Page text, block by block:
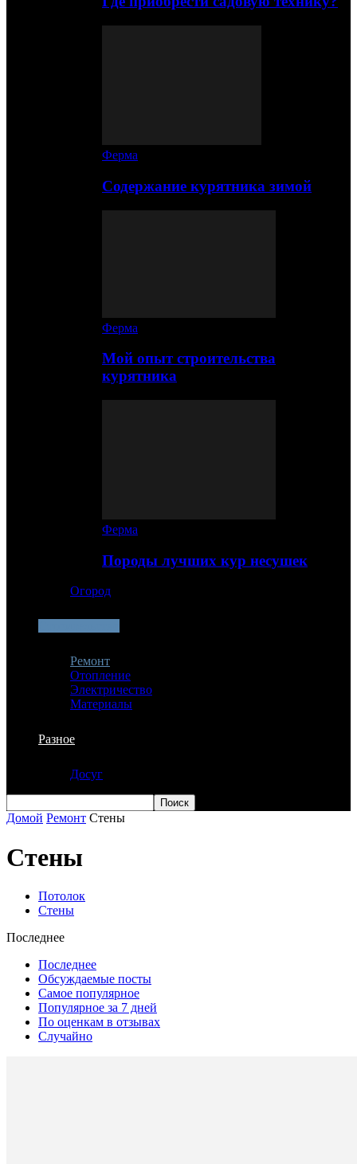
Ферма
Содержание курятника зимой
Ферма
Мой опыт строительства
курятника
Ферма
Породы лучших кур несушек
Огород
Ремонт
Отопление
Электричество
Материалы
Разное
Досуг
Домой Ремонт Стены
Стены
Потолок
Стены
Последнее
Последнее
Обсуждаемые посты
Самое популярное
Популярное за 7 дней
По оценкам в отзывах
Случайно